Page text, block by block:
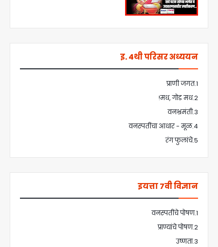
इ. 4थी परिसर अध्ययन
1.प्राणी जगत
2.मध, गोड मध!
3.वनभ्रमंती
4.वनस्पतींचा आधार - मूळ
5.रंग फुलांचे
इयत्ता 7वी विज्ञान
1.वनस्पतींचे पोषण
2.प्राण्यांचे पोषण
3.उष्णता